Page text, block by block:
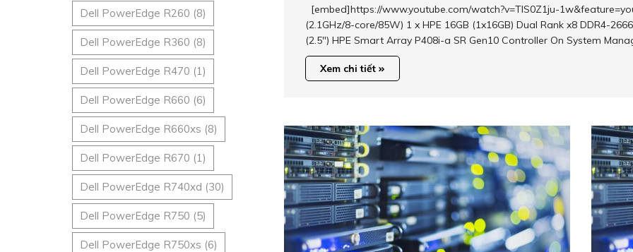
Dell PowerEdge R260 (8)
Dell PowerEdge R360 (8)
Dell PowerEdge R470 (1)
Dell PowerEdge R660 (6)
Dell PowerEdge R660xs (8)
Dell PowerEdge R670 (1)
Dell PowerEdge R740xd (30)
Dell PowerEdge R750 (5)
Dell PowerEdge R750xs (6)
[embed]https://www.youtube.com/watch?v=TIS0Z1ju-
(2.1GHz/8-core/85W) 1 x HPE 16GB (1x16GB) Dual Rank x8 DDR4-
(2.5") HPE Smart Array P408i-a SR Gen10 Controller On System
Xem chi tiết